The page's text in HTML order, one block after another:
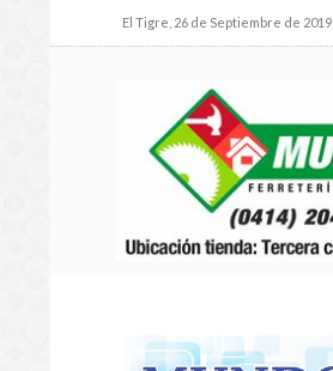
El Tigre, 26 de Septiembre de 2019